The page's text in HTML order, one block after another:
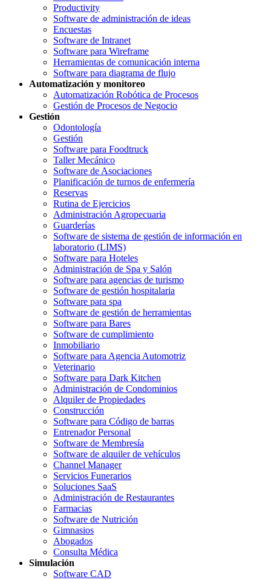
Productivity
Software de administración de ideas
Encuestas
Software de Intranet
Software para Wireframe
Herramientas de comunicación interna
Software para diagrama de flujo
Automatización y monitoreo
Automatización Robótica de Procesos
Gestión de Procesos de Negocio
Gestión
Odontología
Gestión
Software para Foodtruck
Taller Mecánico
Software de Asociaciones
Planificación de turnos de enfermería
Reservas
Rutina de Ejercicios
Administración Agropecuaria
Guarderías
Software de sistema de gestión de información en
laboratorio (LIMS)
Software para Hoteles
Administración de Spa y Salón
Software para agencias de turismo
Software de gestión hospitalaria
Software para spa
Software de gestión de herramientas
Software para Bares
Software de cumplimiento
Inmobiliario
Software para Agencia Automotriz
Veterinario
Software para Dark Kitchen
Administración de Condominios
Alquiler de Propiedades
Construcción
Software para Código de barras
Entrenador Personal
Software de Membresía
Software de alquiler de vehículos
Channel Manager
Servicios Funerarios
Soluciones SaaS
Administración de Restaurantes
Farmacias
Software de Nutrición
Gimnasios
Abogados
Consulta Médica
Simulación
Software CAD